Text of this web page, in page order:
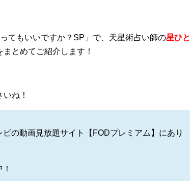
てもいいですか？SP」で、天星術占い師の星ひと
とめてご紹介します！
ね！
の動画見放題サイト【FODプレミアム】にあり